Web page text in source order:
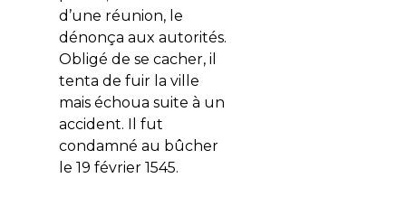
d’une réunion, le
dénonça aux autorités.
Obligé de se cacher, il
tenta de fuir la ville
mais échoua suite à un
accident. Il fut
condamné au bûcher
le 19 février 1545.